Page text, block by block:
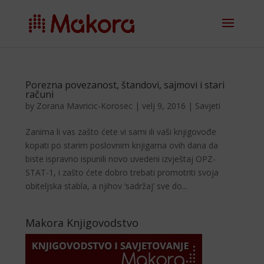
Porezna povezanost, štandovi, sajmovi i stari
računi
by Zorana Mavricic-Korosec |velj 9, 2016 | Savjeti
Zanima li vas zašto ćete vi sami ili vaši knjigovođe
kopati po starim poslovnim knjigama ovih dana da
biste ispravno ispunili novo uvedeni izvještaj OPZ-
STAT-1, i zašto ćete dobro trebati promotriti svoja
obiteljska stabla, a njihov ‘sadržaj’ sve do...
Makora Knjigovodstvo